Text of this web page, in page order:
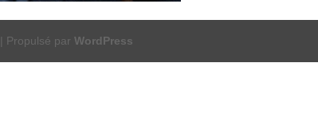
| Propulsé parWordPress